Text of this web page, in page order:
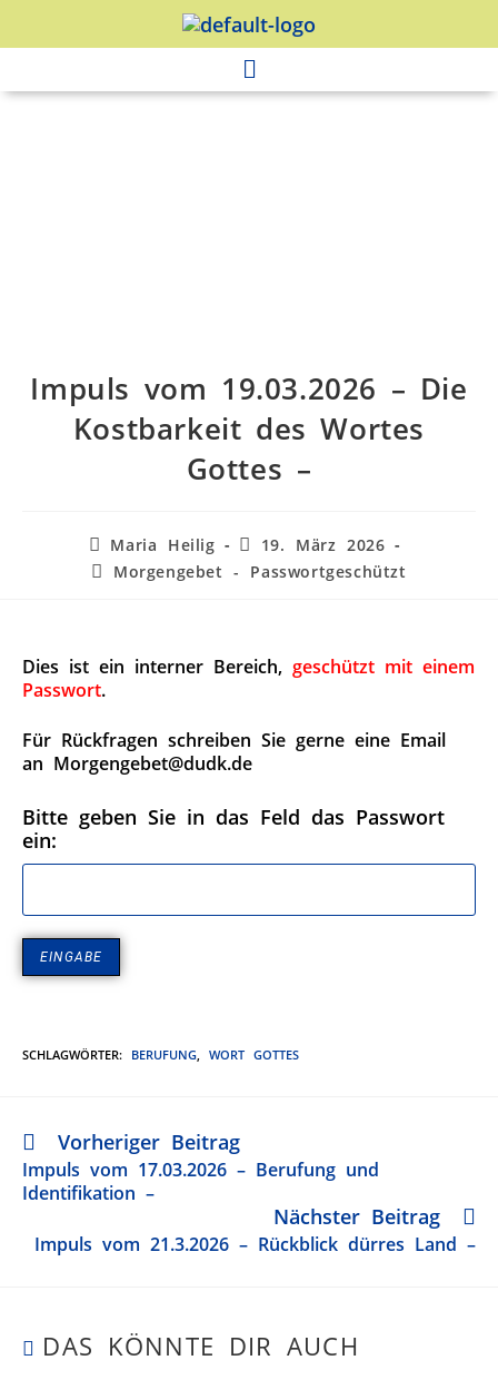
Impuls vom 19.03.2026 – Die
Kostbarkeit des Wortes
Gottes –
Maria Heilig
19. März 2026
Morgengebet - Passwortgeschützt
Dies ist ein interner Bereich, geschützt mit einem
Passwort.
Für Rückfragen schreiben Sie gerne eine Email
an Morgengebet@dudk.de
Bitte geben Sie in das Feld das Passwort
ein:
SCHLAGWÖRTER: BERUFUNG, WORT GOTTES
Vorheriger Beitrag
Impuls vom 17.03.2026 – Berufung und
Identifikation –
Nächster Beitrag
Impuls vom 21.3.2026 – Rückblick dürres Land –
DAS KÖNNTE DIR AUCH